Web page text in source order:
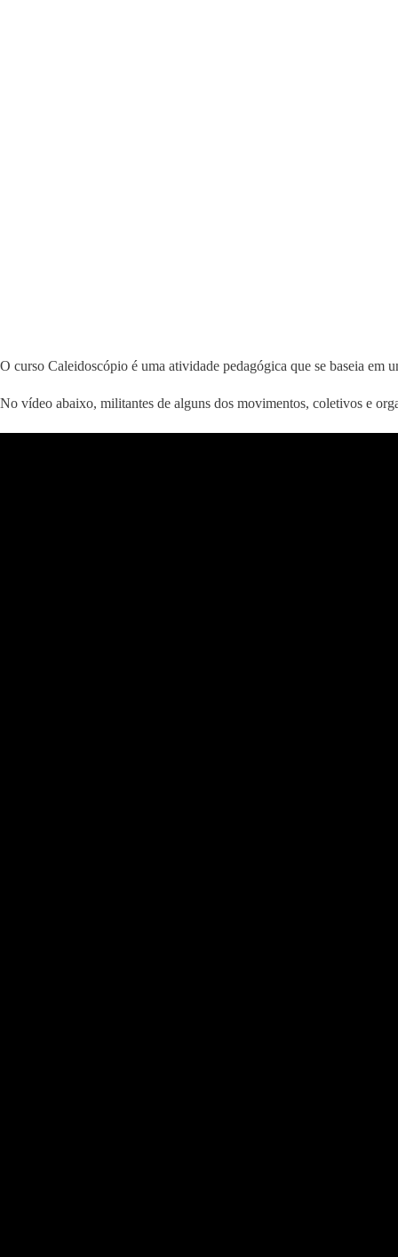
O curso Caleidoscópio é uma atividade pedagógica que se baseia em
No vídeo abaixo, militantes de alguns dos movimentos, coletivos e